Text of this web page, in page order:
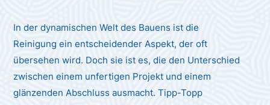
In der dynamischen Welt des Bauens ist die
Reinigung ein entscheidender Aspekt, der oft
übersehen wird. Doch sie ist es, die den Unterschied
zwischen einem unfertigen Projekt und einem
glänzenden Abschluss ausmacht. Tipp-Topp